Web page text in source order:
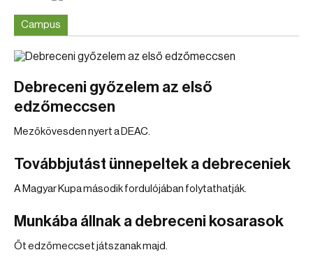
Campus
Debreceni győzelem az első
edzőmeccsen
Mezőkövesden nyert a DEAC.
Továbbjutást ünnepeltek a debreceniek
A Magyar Kupa második fordulójában folytathatják.
Munkába állnak a debreceni kosarasok
Őt edzőmeccset játszanak majd.